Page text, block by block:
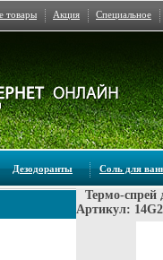
товары Акция Специальное
Дезодоранты Соль для
Термо-
Артикул: